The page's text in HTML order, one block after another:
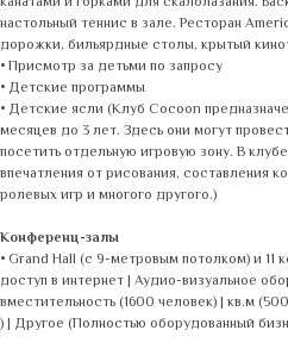
настольный теннис в зале. Ресторан
дорожки, бильярдные столы, крытый
• Присмотр за детьми по запросу
• Детские программы
• Детские ясли (Клуб Cocoon
месяцев до 3 лет. Здесь они могут
посетить отдельную игровую зону. В
впечатления от рисования, составления
ролевых игр и многого другого.)
Конференц-залы
• Grand Hall (с 9-метровым потолком) и
доступ в интернет | Аудио-визуальное
вместительность (1600 человек) | кв.м
) | Другое (Полностью оборудованный